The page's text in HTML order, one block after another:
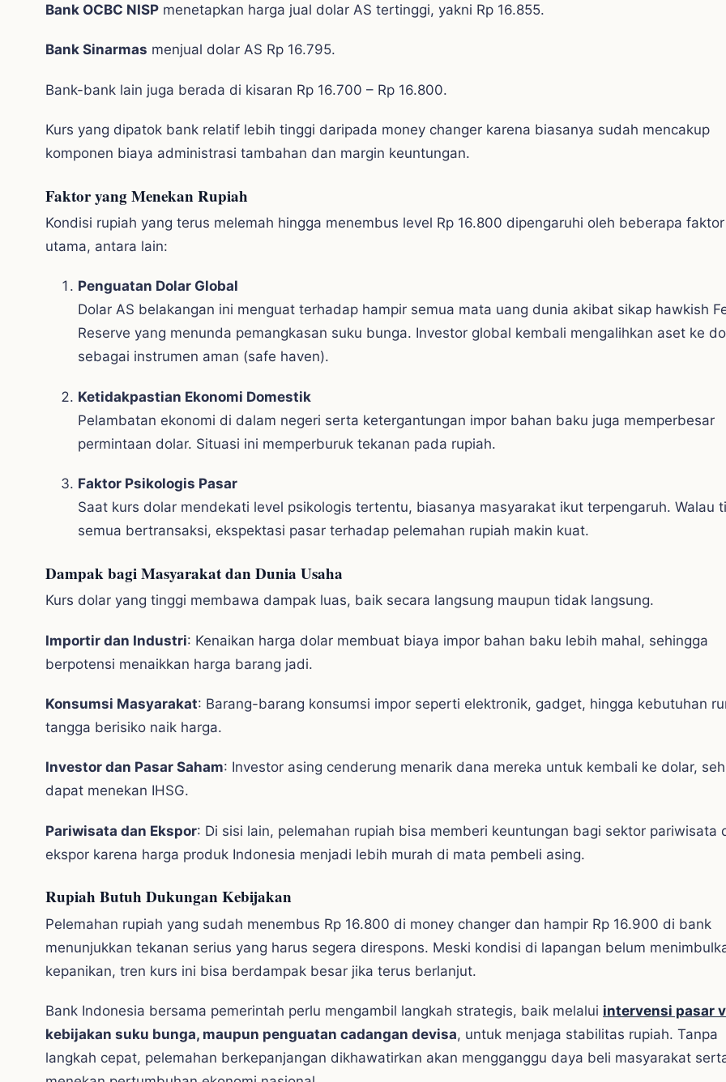
Bank OCBC NISP menetapkan harga jual dolar AS tertinggi, yakni Rp 16.855.
Bank Sinarmas menjual dolar AS Rp 16.795.
Bank-bank lain juga berada di kisaran Rp 16.700 – Rp 16.800.
Kurs yang dipatok bank relatif lebih tinggi daripada money changer karena biasanya sudah mencakup
komponen biaya administrasi tambahan dan margin keuntungan.
Faktor yang Menekan Rupiah
Kondisi rupiah yang terus melemah hingga menembus level Rp 16.800 dipengaruhi oleh beberapa faktor
utama, antara lain:
Penguatan Dolar Global
Dolar AS belakangan ini menguat terhadap hampir semua mata uang dunia akibat sikap hawkish
Reserve yang menunda pemangkasan suku bunga. Investor global kembali mengalihkan aset ke
sebagai instrumen aman (safe haven).
Ketidakpastian Ekonomi Domestik
Pelambatan ekonomi di dalam negeri serta ketergantungan impor bahan baku juga memperbesar
permintaan dolar. Situasi ini memperburuk tekanan pada rupiah.
Faktor Psikologis Pasar
Saat kurs dolar mendekati level psikologis tertentu, biasanya masyarakat ikut terpengaruh. Walau
semua bertransaksi, ekspektasi pasar terhadap pelemahan rupiah makin kuat.
Dampak bagi Masyarakat dan Dunia Usaha
Kurs dolar yang tinggi membawa dampak luas, baik secara langsung maupun tidak langsung.
Importir dan Industri: Kenaikan harga dolar membuat biaya impor bahan baku lebih mahal, sehingga
berpotensi menaikkan harga barang jadi.
Konsumsi Masyarakat: Barang-barang konsumsi impor seperti elektronik, gadget, hingga kebutuhan
tangga berisiko naik harga.
Investor dan Pasar Saham: Investor asing cenderung menarik dana mereka untuk kembali ke dolar,
dapat menekan IHSG.
Pariwisata dan Ekspor: Di sisi lain, pelemahan rupiah bisa memberi keuntungan bagi sektor pariwisata
ekspor karena harga produk Indonesia menjadi lebih murah di mata pembeli asing.
Rupiah Butuh Dukungan Kebijakan
Pelemahan rupiah yang sudah menembus Rp 16.800 di money changer dan hampir Rp 16.900 di bank
menunjukkan tekanan serius yang harus segera direspons. Meski kondisi di lapangan belum
kepanikan, tren kurs ini bisa berdampak besar jika terus berlanjut.
Bank Indonesia bersama pemerintah perlu mengambil langkah strategis, baik melalui intervensi pasar
kebijakan suku bunga, maupun penguatan cadangan devisa, untuk menjaga stabilitas rupiah. Tanpa
langkah cepat, pelemahan berkepanjangan dikhawatirkan akan mengganggu daya beli masyarakat